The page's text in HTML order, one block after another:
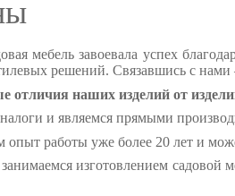
мебель завоевала успех
решений. Связавшись с
отличия наших изделий от
и являемся прямыми
работы уже более 20 лет и
изготовлением садовой